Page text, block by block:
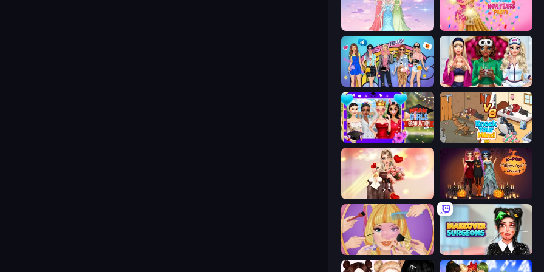
Tailor Stylist: Fashion Diary Dress To Impress: New Year's Party
College Girls Team Makeover BFFs Luxury Loungewear
Mean Girls Graduation Day Knock Your Mind
GRWM Date Night
Extreme Makeover Makeover Surgeons